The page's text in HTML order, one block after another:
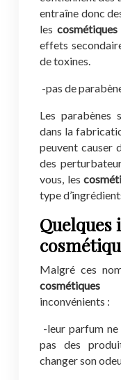
entraîne donc
les
effets
de toxines.
-pas de
Les parabènes
dans la
peuvent causer
des
vous, les
type
Quelques
Malgré ces
cosmétiques
inconvénients :
-leur parfum ne
pas des
changer son